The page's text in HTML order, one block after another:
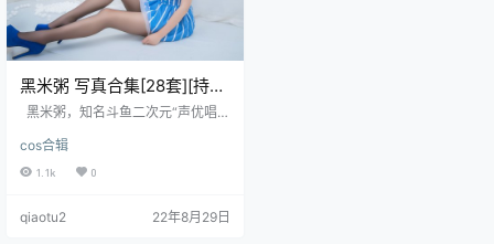
黑米粥 写真合集[28套][持续
更新
R，由于声音甜美，身材不错，获得
不少宅男的追捧。之前曾用名奶酥
的图包全是.
cos合辑
1.1k 0
qiaotu2 22年8月29日